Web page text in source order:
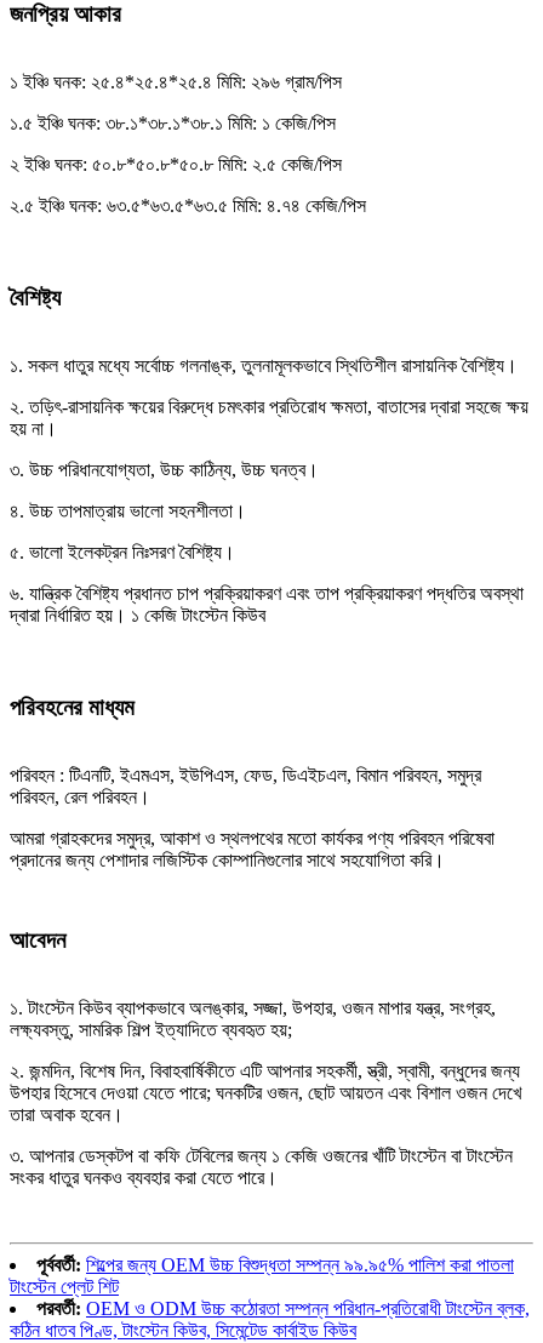
জনপ্রিয় আকার
১ ইঞ্চি ঘনক: ২৫.৪*২৫.৪*২৫.৪ মিমি: ২৯৬ গ্রাম/পিস
১.৫ ইঞ্চি ঘনক: ৩৮.১*৩৮.১*৩৮.১ মিমি: ১ কেজি/পিস
২ ইঞ্চি ঘনক: ৫০.৮*৫০.৮*৫০.৮ মিমি: ২.৫ কেজি/পিস
২.৫ ইঞ্চি ঘনক: ৬৩.৫*৬৩.৫*৬৩.৫ মিমি: ৪.৭৪ কেজি/পিস
বৈশিষ্ট্য
১. সকল ধাতুর মধ্যে সর্বোচ্চ গলনাঙ্ক, তুলনামূলকভাবে স্থিতিশীল রাসায়নিক বৈশিষ্ট্য।
২. তড়িৎ-রাসায়নিক ক্ষয়ের বিরুদ্ধে চমৎকার প্রতিরোধ ক্ষমতা, বাতাসের দ্বারা সহজে ক্ষয়
হয় না।
৩. উচ্চ পরিধানযোগ্যতা, উচ্চ কাঠিন্য, উচ্চ ঘনত্ব।
৪. উচ্চ তাপমাত্রায় ভালো সহনশীলতা।
৫. ভালো ইলেকট্রন নিঃসরণ বৈশিষ্ট্য।
৬. যান্ত্রিক বৈশিষ্ট্য প্রধানত চাপ প্রক্রিয়াকরণ এবং তাপ প্রক্রিয়াকরণ পদ্ধতির অবস্থা
দ্বারা নির্ধারিত হয়। ১ কেজি টাংস্টেন কিউব
পরিবহনের মাধ্যম
পরিবহন : টিএনটি, ইএমএস, ইউপিএস, ফেড, ডিএইচএল, বিমান পরিবহন, সমুদ্র
পরিবহন, রেল পরিবহন।
আমরা গ্রাহকদের সমুদ্র, আকাশ ও স্থলপথের মতো কার্যকর পণ্য পরিবহন পরিষেবা
প্রদানের জন্য পেশাদার লজিস্টিক কোম্পানিগুলোর সাথে সহযোগিতা করি।
আবেদন
১. টাংস্টেন কিউব ব্যাপকভাবে অলঙ্কার, সজ্জা, উপহার, ওজন মাপার যন্ত্র, সংগ্রহ,
লক্ষ্যবস্তু, সামরিক শিল্প ইত্যাদিতে ব্যবহৃত হয়;
২. জন্মদিন, বিশেষ দিন, বিবাহবার্ষিকীতে এটি আপনার সহকর্মী, স্ত্রী, স্বামী, বন্ধুদের জন্য
উপহার হিসেবে দেওয়া যেতে পারে; ঘনকটির ওজন, ছোট আয়তন এবং বিশাল ওজন দেখে
তারা অবাক হবেন।
৩. আপনার ডেস্কটপ বা কফি টেবিলের জন্য ১ কেজি ওজনের খাঁটি টাংস্টেন বা টাংস্টেন
সংকর ধাতুর ঘনকও ব্যবহার করা যেতে পারে।
পূর্ববর্তী: শিল্পের জন্য OEM উচ্চ বিশুদ্ধতা সম্পন্ন ৯৯.৯৫% পালিশ করা পাতলা
টাংস্টেন প্লেট শিট
পরবর্তী: OEM ও ODM উচ্চ কঠোরতা সম্পন্ন পরিধান-প্রতিরোধী টাংস্টেন ব্লক,
কঠিন ধাতব পিণ্ড, টাংস্টেন কিউব, সিমেন্টেড কার্বাইড কিউব